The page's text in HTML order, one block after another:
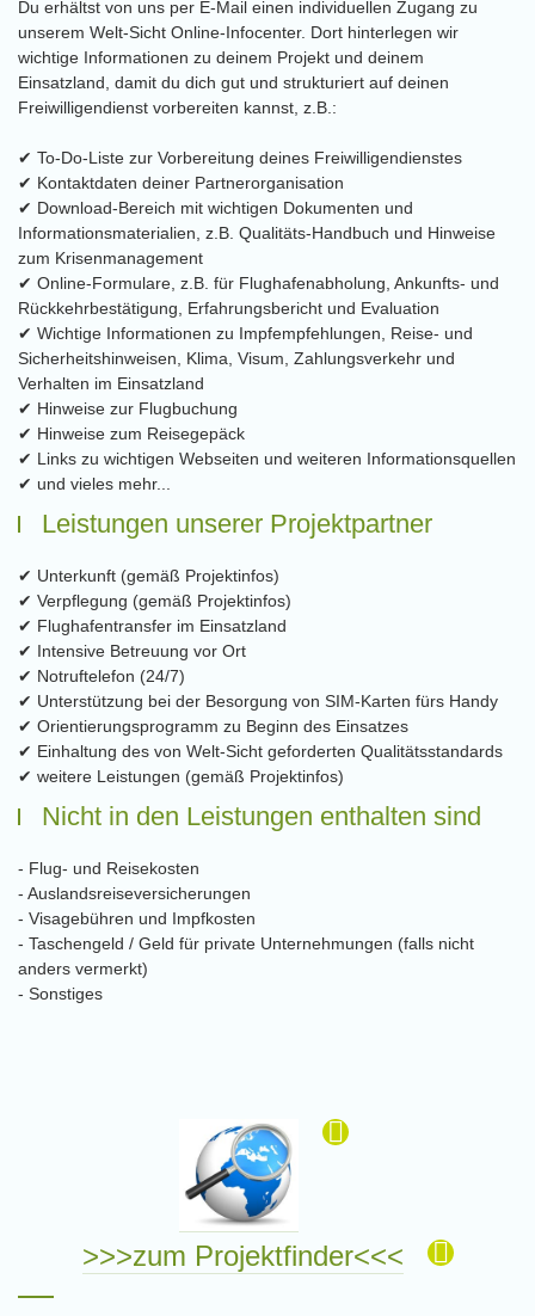
Du erhältst von uns per E-Mail einen individuellen Zugang zu
unserem Welt-Sicht Online-Infocenter. Dort hinterlegen wir
wichtige Informationen zu deinem Projekt und deinem
Einsatzland, damit du dich gut und strukturiert auf deinen
Freiwilligendienst vorbereiten kannst, z.B.:
✔ To-Do-Liste zur Vorbereitung deines Freiwilligendienstes
✔ Kontaktdaten deiner Partnerorganisation
✔ Download-Bereich mit wichtigen Dokumenten und
Informationsmaterialien, z.B. Qualitäts-Handbuch und Hinweise
zum Krisenmanagement
✔ Online-Formulare, z.B. für Flughafenabholung, Ankunfts- und
Rückkehrbestätigung, Erfahrungsbericht und Evaluation
✔ Wichtige Informationen zu Impfempfehlungen, Reise- und
Sicherheitshinweisen, Klima, Visum, Zahlungsverkehr und
Verhalten im Einsatzland
✔ Hinweise zur Flugbuchung
✔ Hinweise zum Reisegepäck
✔ Links zu wichtigen Webseiten und weiteren Informationsquellen
✔ und vieles mehr...
Leistungen unserer Projektpartner
✔ Unterkunft (gemäß Projektinfos)
✔ Verpflegung (gemäß Projektinfos)
✔ Flughafentransfer im Einsatzland
✔ Intensive Betreuung vor Ort
✔ Notruftelefon (24/7)
✔ Unterstützung bei der Besorgung von SIM-Karten fürs Handy
✔ Orientierungsprogramm zu Beginn des Einsatzes
✔ Einhaltung des von Welt-Sicht geforderten Qualitätsstandards
✔ weitere Leistungen (gemäß Projektinfos)
Nicht in den Leistungen enthalten sind
- Flug- und Reisekosten
- Auslandsreiseversicherungen
- Visagebühren und Impfkosten
- Taschengeld / Geld für private Unternehmungen (falls nicht
anders vermerkt)
- Sonstiges
>>>zum Projektfinder<<<